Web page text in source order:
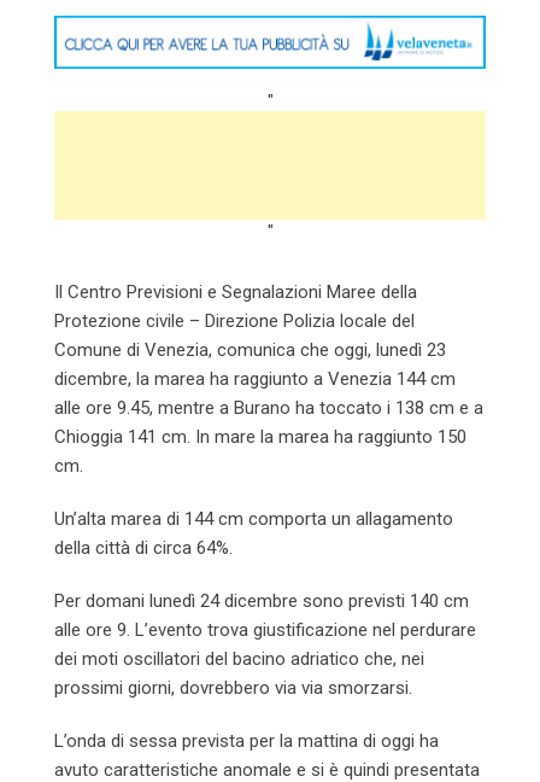
"
"
Il Centro Previsioni e Segnalazioni Maree della
Protezione civile – Direzione Polizia locale del
Comune di Venezia, comunica che oggi, lunedì 23
dicembre, la marea ha raggiunto a Venezia 144 cm
alle ore 9.45, mentre a Burano ha toccato i 138 cm e a
Chioggia 141 cm. In mare la marea ha raggiunto 150
cm.
Un’alta marea di 144 cm comporta un allagamento
della città di circa 64%.
Per domani lunedì 24 dicembre sono previsti 140 cm
alle ore 9. L’evento trova giustificazione nel perdurare
dei moti oscillatori del bacino adriatico che, nei
prossimi giorni, dovrebbero via via smorzarsi.
L’onda di sessa prevista per la mattina di oggi ha
avuto caratteristiche anomale e si è quindi presentata